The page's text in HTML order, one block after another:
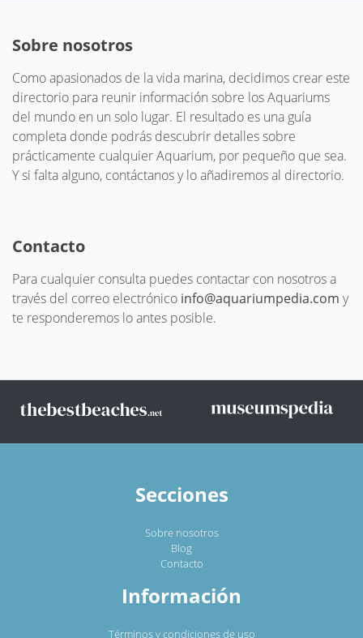
Sobre nosotros
Como apasionados de la vida marina, decidimos crear este
directorio para reunir información sobre los Aquariums
del mundo en un solo lugar. El resultado es una guía
completa donde podrás descubrir detalles sobre
prácticamente cualquier Aquarium, por pequeño que sea.
Y si falta alguno, contáctanos y lo añadiremos al directorio.
Contacto
Para cualquier consulta puedes contactar con nosotros a
través del correo electrónico info@aquariumpedia.com y
te responderemos lo antes posible.
Secciones
Sobre nosotros
Blog
Contacto
Información
Términos y condiciones de uso